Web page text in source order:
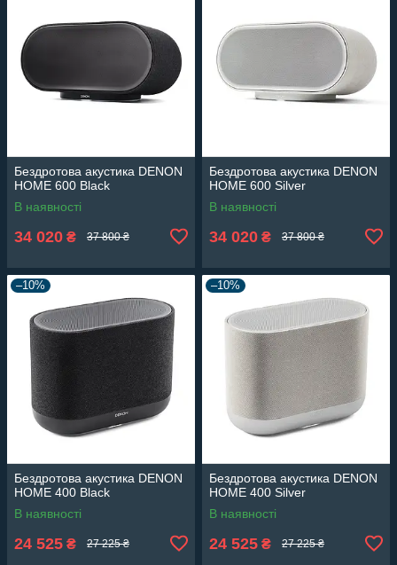
Бездротова акустика DENON
HOME 600 Black
В наявності
34 020 ₴ 37 800 ₴
Бездротова акустика DENON
HOME 600 Silver
В наявності
34 020 ₴ 37 800 ₴
–10%
Бездротова акустика DENON
HOME 400 Black
В наявності
24 525 ₴ 27 225 ₴
–10%
Бездротова акустика DENON
HOME 400 Silver
В наявності
24 525 ₴ 27 225 ₴